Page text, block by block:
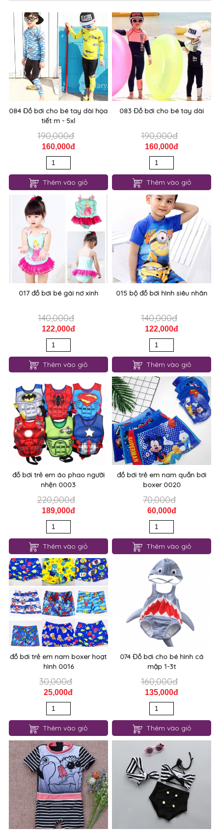
084 Đồ bơi cho bé tay dài họa
tiết m - 5xl
190,000đ
160,000đ
Thêm vào giỏ
083 Đồ bơi cho bé tay dài
190,000đ
160,000đ
Thêm vào giỏ
017 đồ bơi bé gái nơ xinh
140,000đ
122,000đ
Thêm vào giỏ
015 bộ đồ bơi hình siêu nhân
140,000đ
122,000đ
Thêm vào giỏ
đồ bơi trẻ em áo phao người
nhện 0003
220,000đ
189,000đ
Thêm vào giỏ
đồ bơi trẻ em nam quần bơi
boxer 0020
70,000đ
60,000đ
Thêm vào giỏ
đồ bơi trẻ em nam boxer hoạt
hình 0016
30,000đ
25,000đ
Thêm vào giỏ
074 Đồ bơi cho bé hình cá
mập 1-3t
160,000đ
135,000đ
Thêm vào giỏ